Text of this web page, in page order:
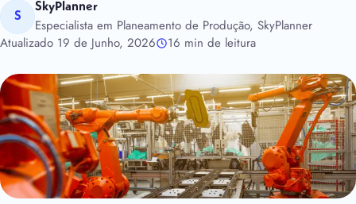
S
SkyPlanner
Especialista em Planeamento de Produção, SkyPlanner
Atualizado 19 de Junho, 2026
16 min de leitura